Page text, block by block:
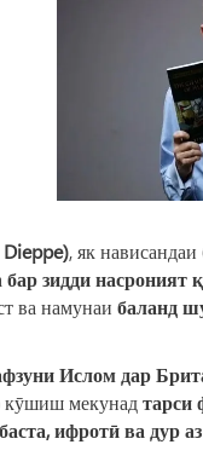
, як
бар зидди насроният
ва намунаи баланд
Ислом дар
кӯшиш мекунадтарси
баста, ифротӣ ва дур